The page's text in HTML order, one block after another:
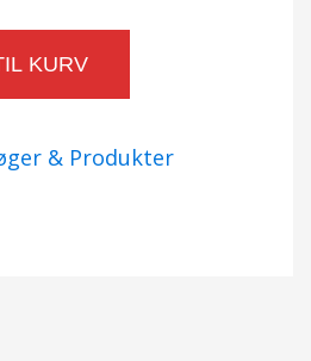
KURV
& Produkter